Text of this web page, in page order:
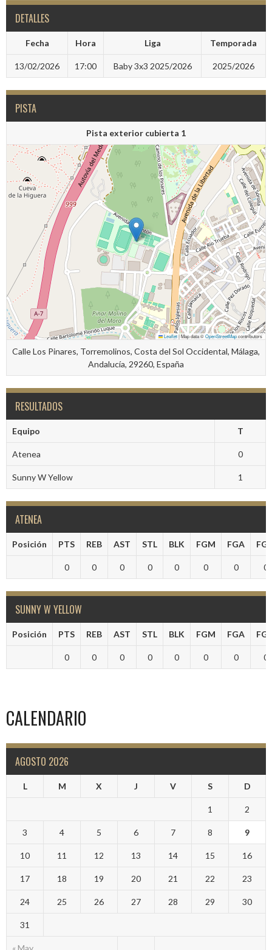
DETALLES
Fecha Hora Liga Temporada
13/02/2026 17:00 Baby 3x3 2025/2026 2025/2026
PISTA
Pista exterior cubierta 1
Leaflet|Map data ©OpenStreetMapcontributors
Calle Los Pinares, Torremolinos, Costa del Sol Occidental, Málaga,
Andalucía, 29260, España
RESULTADOS
Equipo T
Atenea 0
Sunny W Yellow 1
ATENEA
Posición PTS REB AST STL BLK FGM FGA
0 0 0 0 0 0 0 0
SUNNY W YELLOW
Posición PTS REB AST STL BLK FGM FGA
0 0 0 0 0 0 0 0
CALENDARIO
AGOSTO 2026
L M X J V S D
« May
1 2
3 4 5 6 7 8 9
10 11 12 13 14 15 16
17 18 19 20 21 22 23
24 25 26 27 28 29 30
31